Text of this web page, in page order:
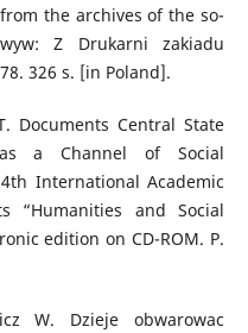
the archives of the so-
Z Drukarni zakіadu
326 s. [in Poland].
Documents Central State
a Channel of Social
International Academic
“Humanities and Social
edition on CD-ROM. P.
W. Dzieje obwarowaс